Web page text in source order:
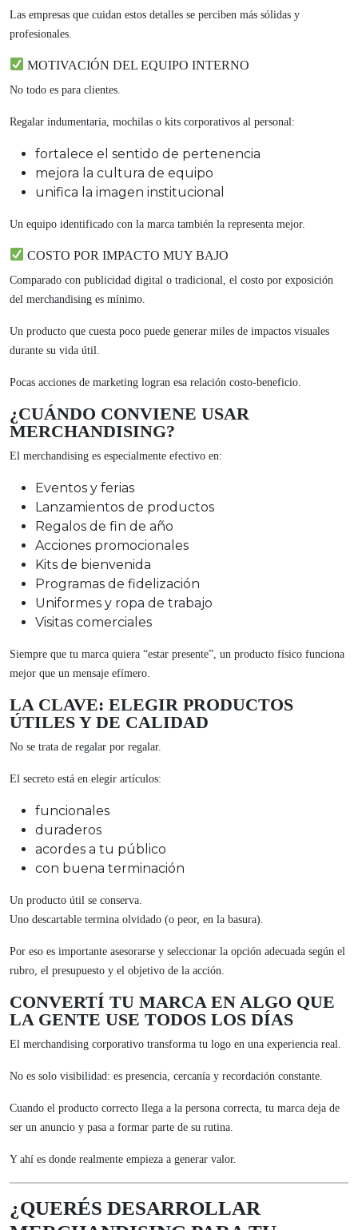
Las empresas que cuidan estos detalles se perciben más sólidas y
profesionales.
MOTIVACIÓN DEL EQUIPO INTERNO
No todo es para clientes.
Regalar indumentaria, mochilas o kits corporativos al personal:
fortalece el sentido de pertenencia
mejora la cultura de equipo
unifica la imagen institucional
Un equipo identificado con la marca también la representa mejor.
COSTO POR IMPACTO MUY BAJO
Comparado con publicidad digital o tradicional, el costo por exposición
del merchandising es mínimo.
Un producto que cuesta poco puede generar miles de impactos visuales
durante su vida útil.
Pocas acciones de marketing logran esa relación costo-beneficio.
¿CUÁNDO CONVIENE USAR
MERCHANDISING?
El merchandising es especialmente efectivo en:
Eventos y ferias
Lanzamientos de productos
Regalos de fin de año
Acciones promocionales
Kits de bienvenida
Programas de fidelización
Uniformes y ropa de trabajo
Visitas comerciales
Siempre que tu marca quiera “estar presente”, un producto físico funciona
mejor que un mensaje efímero.
LA CLAVE: ELEGIR PRODUCTOS
ÚTILES Y DE CALIDAD
No se trata de regalar por regalar.
El secreto está en elegir artículos:
funcionales
duraderos
acordes a tu público
con buena terminación
Un producto útil se conserva.
Uno descartable termina olvidado (o peor, en la basura).
Por eso es importante asesorarse y seleccionar la opción adecuada según el
rubro, el presupuesto y el objetivo de la acción.
CONVERTÍ TU MARCA EN ALGO QUE
LA GENTE USE TODOS LOS DÍAS
El merchandising corporativo transforma tu logo en una experiencia real.
No es solo visibilidad: es presencia, cercanía y recordación constante.
Cuando el producto correcto llega a la persona correcta, tu marca deja de
ser un anuncio y pasa a formar parte de su rutina.
Y ahí es donde realmente empieza a generar valor.
¿QUERÉS DESARROLLAR